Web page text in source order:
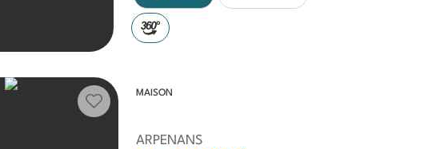
MAISON
ARPENANS